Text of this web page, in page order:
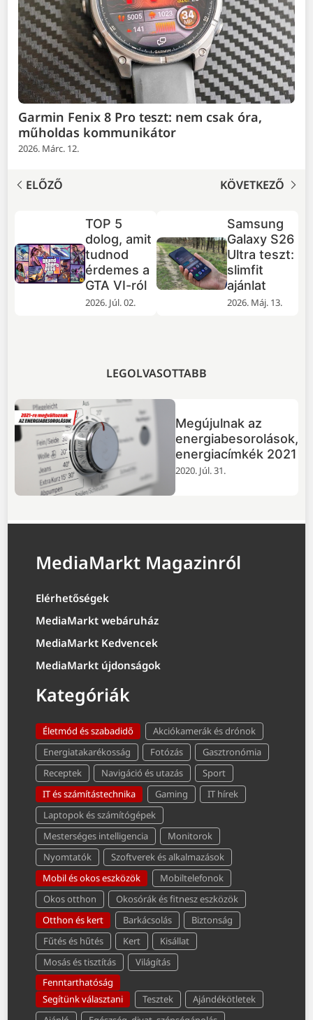
Garmin Fenix 8 Pro teszt: nem csak óra,
műholdas kommunikátor
2026. Márc. 12.
ELŐZŐ KÖVETKEZŐ
TOP 5
dolog, amit
tudnod
érdemes a
GTA VI-ról
2026. Júl. 02.
Samsung
Galaxy S26
Ultra teszt:
slimfit
ajánlat
2026. Máj. 13.
LEGOLVASOTTABB
Megújulnak az
energiabesorolások,
energiacímkék 2021
2020. Júl. 31.
MediaMarkt Magazinról
Elérhetőségek
MediaMarkt webáruház
MediaMarkt Kedvencek
MediaMarkt újdonságok
Kategóriák
Életmód és szabadidő
Akciókamerák és drónok
Energiatakarékosság
Fotózás
Gasztronómia
Receptek
Navigáció és utazás
Sport
IT és számítástechnika
Gaming
IT hírek
Laptopok és számítógépek
Mesterséges intelligencia
Monitorok
Nyomtatók
Szoftverek és alkalmazások
Mobil és okos eszközök
Mobiltelefonok
Okos otthon
Okosórák és fitnesz eszközök
Otthon és kert
Barkácsolás
Biztonság
Fűtés és hűtés
Kert
Kisállat
Mosás és tisztítás
Világítás
Fenntarthatóság
Segítünk választani
Tesztek
Ajándékötletek